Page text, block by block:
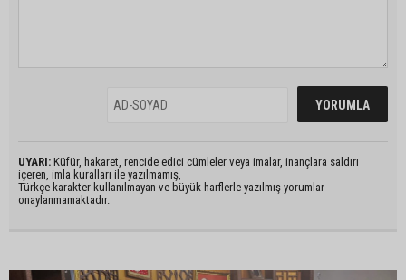
UYARI: Küfür, hakaret, rencide edici cümleler veya imalar, inançlara saldırı
içeren, imla kuralları ile yazılmamış,
Türkçe karakter kullanılmayan ve büyük harflerle yazılmış yorumlar
onaylanmamaktadır.